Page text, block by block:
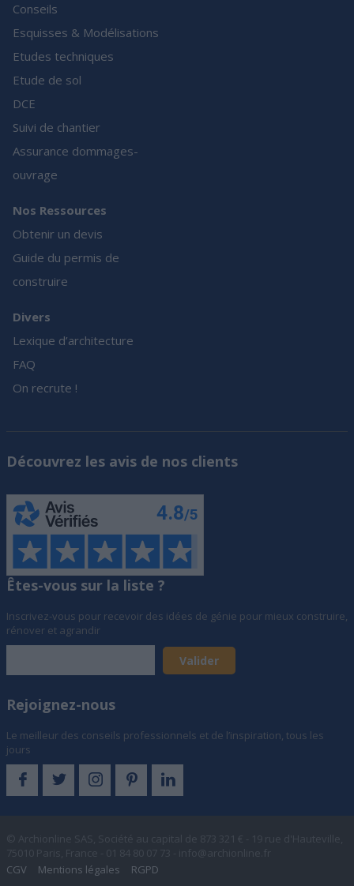
Conseils
Esquisses & Modélisations
Etudes techniques
Etude de sol
DCE
Suivi de chantier
Assurance dommages-
ouvrage
Nos Ressources
Obtenir un devis
Guide du permis de
construire
Divers
Lexique d’architecture
FAQ
On recrute !
Découvrez les avis de nos clients
Êtes-vous sur la liste ?
Inscrivez-vous pour recevoir des idées de génie pour mieux construire,
rénover et agrandir
Rejoignez-nous
Le meilleur des conseils professionnels et de l’inspiration, tous les
jours
© Archionline SAS, Société au capital de 873 321 € - 19 rue d'Hauteville,
75010 Paris, France - 01 84 80 07 73 -
info@archionline.fr
CGV
Mentions légales RGPD